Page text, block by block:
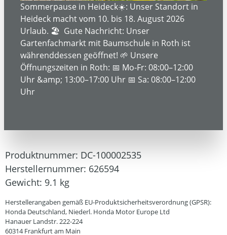
629,00 €*
749,00 €* (16.02% gespart)
Inhalt: 1
Produktnummer: DC-100002535
Herstellernummer: 626594
Gewicht: 9.1 kg
Herstellerangaben gemäß EU-Produktsicherheitsverordnung (GPSR):
Honda Deutschland, Niederl. Honda Motor Europe Ltd
Hanauer Landstr. 222-224
60314 Frankfurt am Main
Sommerpause in Heideck☀️: Unser Standort in
Heideck macht vom 10. bis 18. August 2026
Urlaub. 🏖️ Gute Nachricht: Unser
Gartenfachmarkt mit Baumschule in Roth ist
währenddessen geöffnet! 🌱 Unsere
Öffnungszeiten in Roth: 📅 Mo-Fr: 08:00–12:00
Uhr &amp; 13:00–17:00 Uhr 📅 Sa: 08:00–12:00
Uhr